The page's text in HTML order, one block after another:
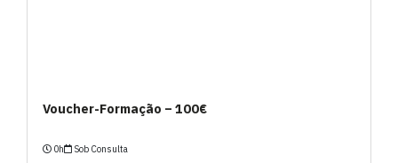
Voucher-Formação – 100€
0h Sob Consulta